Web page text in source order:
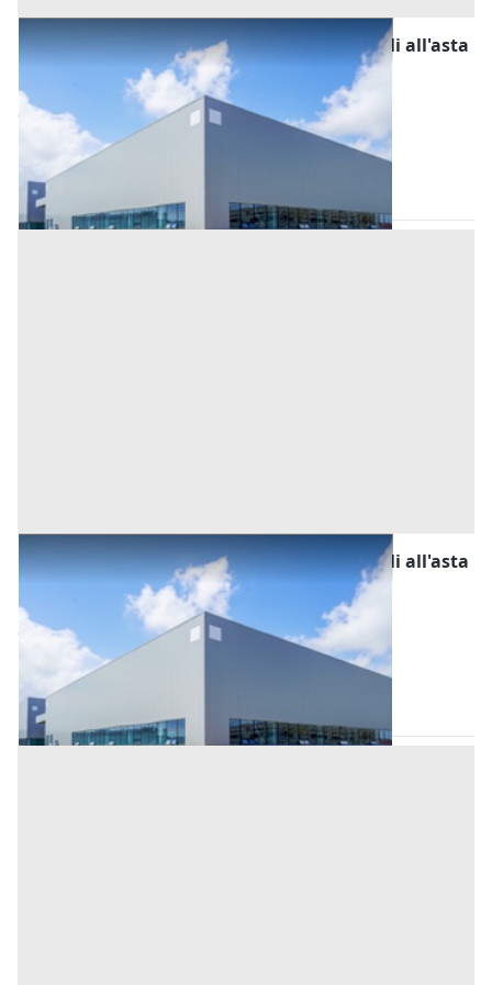
Fabbricati Costruiti per Esigenze Industriali all'asta
a Nuoro
Tortolì (Nuoro)
Offerta minima
810.000 €
Codice asta:
Asta chiusa
Fabbricati Costruiti per Esigenze Industriali all'asta
a Nuoro
Tortolì (Nuoro)
Offerta minima
313.920 € 418.560 €
Codice asta:
Asta chiusa